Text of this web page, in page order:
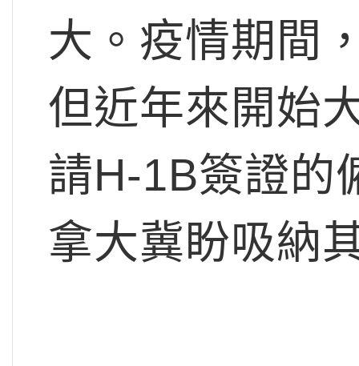
大。疫情期間
但近年來開始
請H-1B簽證的
拿大冀盼吸納